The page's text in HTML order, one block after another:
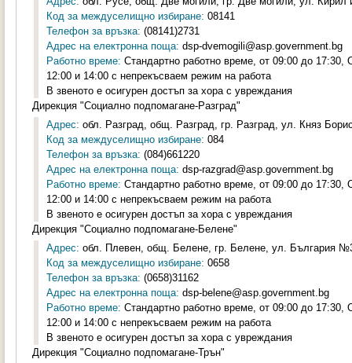
Код за междуселищно избиране: 08141
Телефон за връзка: (08141)2731
Адрес на електронна поща: dsp-dvemogili@asp.government.bg
Работно време: Стандартно работно време, от 09:00 до
12:00 и 14:00 с непрекъсваем режим на работа
В звеното е осигурен достъп за хора с увреждания
Дирекция "Социално подпомагане-Разград"
Адрес: обл. Разград, общ. Разград, гр. Разград, ул. Княз
Код за междуселищно избиране: 084
Телефон за връзка: (084)661220
Адрес на електронна поща: dsp-razgrad@asp.government.bg
Работно време: Стандартно работно време, от 09:00 до
12:00 и 14:00 с непрекъсваем режим на работа
В звеното е осигурен достъп за хора с увреждания
Дирекция "Социално подпомагане-Белене"
Адрес: обл. Плевен, общ. Белене, гр. Белене, ул. България
Код за междуселищно избиране: 0658
Телефон за връзка: (0658)31162
Адрес на електронна поща: dsp-belene@asp.government.bg
Работно време: Стандартно работно време, от 09:00 до
12:00 и 14:00 с непрекъсваем режим на работа
В звеното е осигурен достъп за хора с увреждания
Дирекция "Социално подпомагане-Трън"